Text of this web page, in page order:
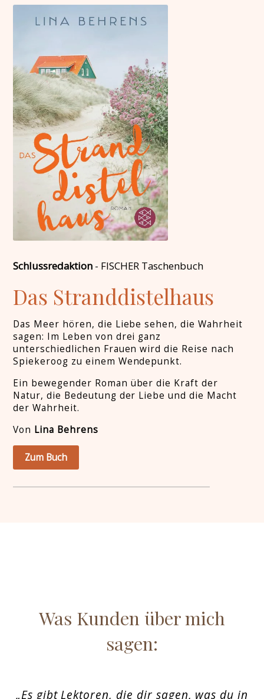
Schlussredaktion - FISCHER Taschenbuch
Das Stranddistelhaus
Das Meer hören, die Liebe sehen, die Wahrheit
sagen: Im Leben von drei ganz
unterschiedlichen Frauen wird die Reise nach
Spiekeroog zu einem Wendepunkt.
Ein bewegender Roman über die Kraft der
Natur, die Bedeutung der Liebe und die Macht
der Wahrheit.
Von Lina Behrens
Zum Buch
Was Kunden über mich
sagen:
„Es gibt Lektoren, die dir sagen, was du in